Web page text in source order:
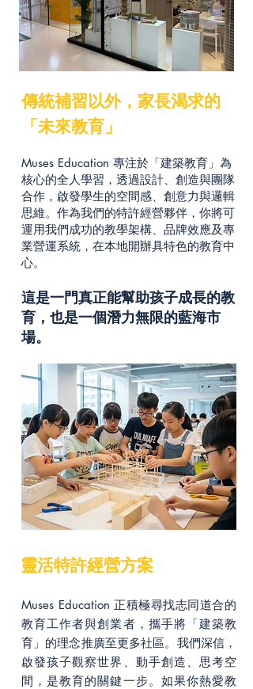
傳統補習以外，家長渴求的
「未來教育」
Muses Education 專注於「建築教育」為
核心的全人學習，透過設計、創造與團隊
合作，啟發學生的空間感、創意力與邏輯
思維。作為我們的特許經營夥伴，你將可
運用我們成功的教學架構、品牌效應及專
業營運系統，在本地開辦具特色的教育中
心。
這是一門真正能幫助孩子成長的教
育，也是一個潛力無限的藍海市
場。
靈活特許經營方案
Muses Education 正積極尋找志同道合的
教育工作者與創業者，攜手將「建築教
育」的理念推廣至更多社區。我們深信，
啟發孩子觀察世界、動手創造、思考空
間，是教育的關鍵一步。如果你熱愛教